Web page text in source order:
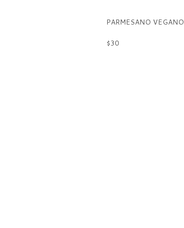
PARMESANO VEGANO
$30